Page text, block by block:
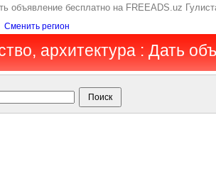
объявление бесплатно на FREEADS.uz
Сменить регион
архитектура : Дать